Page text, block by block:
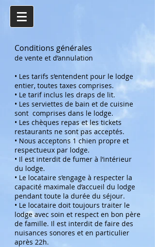
Conditions générales
de vente et d’annulation
• Les tarifs s’entendent pour le lodge
entier, toutes taxes comprises.
• Le tarif inclus les draps de lit.
• Les serviettes de bain et de cuisine
sont comprises dans le lodge.
• Les chèques repas et les tickets
restaurants ne sont pas acceptés.
• Nous acceptons 1 chien propre et
respectueux par lodge.
• Il est interdit de fumer à l’intérieur
du lodge.
• Le locataire s’engage à respecter la
capacité maximale d’accueil du lodge
pendant toute la durée du séjour.
• Le locataire doit toujours traiter le
lodge avec soin et respect en bon père
de famille. Il est interdit de faire des
nuisances sonores et en particulier
après 22h.